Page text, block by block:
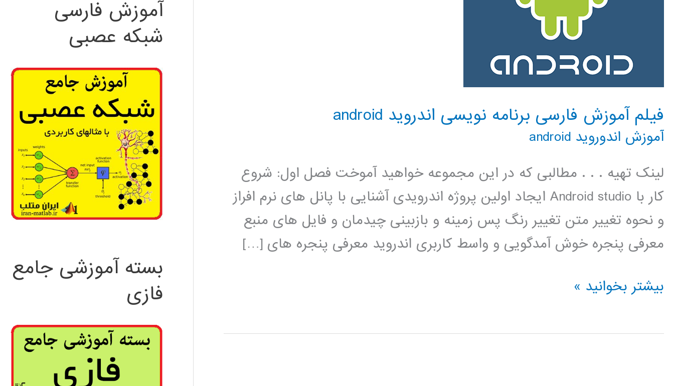
فیلم آموزش فارسی برنامه نویسی اندروید android
آموزش اندوروید android
لینک تهیه . . . مطالبی که در این مجموعه خواهید آموخت فصل اول: شروع
کار با Android studio ایجاد اولین پروژه اندرویدی آشنایی با پانل های نرم افراز
و نحوه تغییر متن تغییر رنگ پس زمینه و بازبینی چیدمان و فایل های منبع
معرفی پنجره خوش آمدگویی و واسط کاربری اندروید معرفی پنجره های […]
فیلم
فارسی
بیشتر بخوانید »
آموزش فارسی
شبکه عصبی
بسته آموزشی جامع
فازی